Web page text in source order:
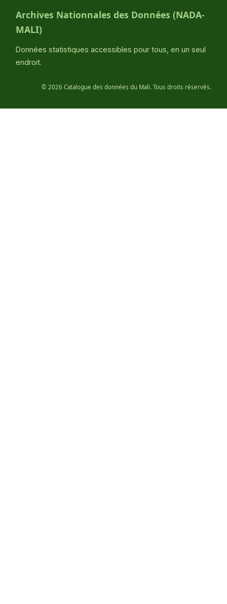
Archives Nationnales des Données (NADA-
MALI)
Données statistiques accessibles pour tous, en un seul
endroit.
© 2026 Catalogue des données du Mali. Tous droits réservés.